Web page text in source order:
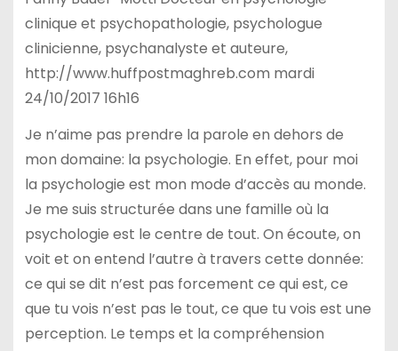
clinique et psychopathologie, psychologue
clinicienne, psychanalyste et auteure,
http://www.huffpostmaghreb.com mardi
24/10/2017 16h16
Je n’aime pas prendre la parole en dehors de
mon domaine: la psychologie. En effet, pour moi
la psychologie est mon mode d’accès au monde.
Je me suis structurée dans une famille où la
psychologie est le centre de tout. On écoute, on
voit et on entend l’autre à travers cette donnée:
ce qui se dit n’est pas forcement ce qui est, ce
que tu vois n’est pas le tout, ce que tu vois est une
perception. Le temps et la compréhension